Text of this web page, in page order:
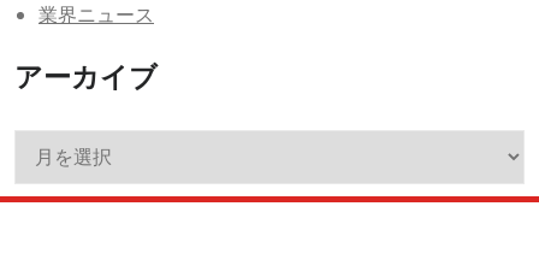
業界ニュース
アーカイブ
ア
カ